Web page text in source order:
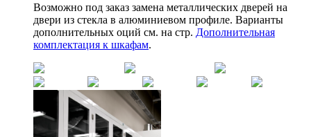
Возможно под заказ замена металлических дверей на
двери из стекла в алюминиевом профиле. Варианты
дополнительных оций см. на стр. Дополнительная
комплектация к шкафам.